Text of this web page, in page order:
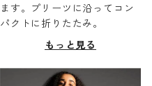
ます。プリーツに沿ってコン
パクトに折りたたみ。
もっと見る